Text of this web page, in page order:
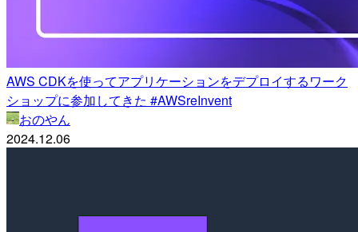
AWS CDKを使ってアプリケーションをデプロイするワーク
ショップに参加してきた #AWSreInvent
おのやん
2024.12.06